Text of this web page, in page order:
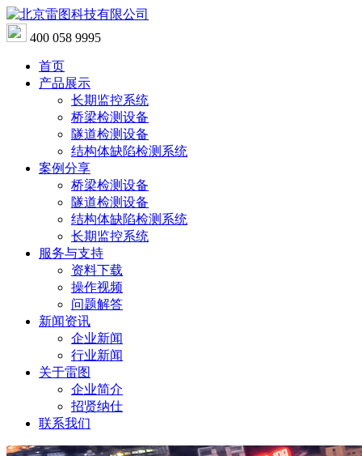
400 058 9995
首页
产品展示
长期监控系统
桥梁检测设备
隧道检测设备
结构体缺陷检测系统
案例分享
桥梁检测设备
隧道检测设备
结构体缺陷检测系统
长期监控系统
服务与支持
资料下载
操作视频
问题解答
新闻资讯
企业新闻
行业新闻
关于雷图
企业简介
招贤纳仕
联系我们